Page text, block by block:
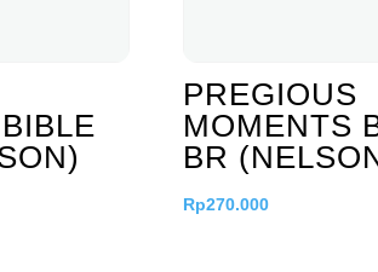
PREGIOUS
MOMENTS
BR
Rp270.000